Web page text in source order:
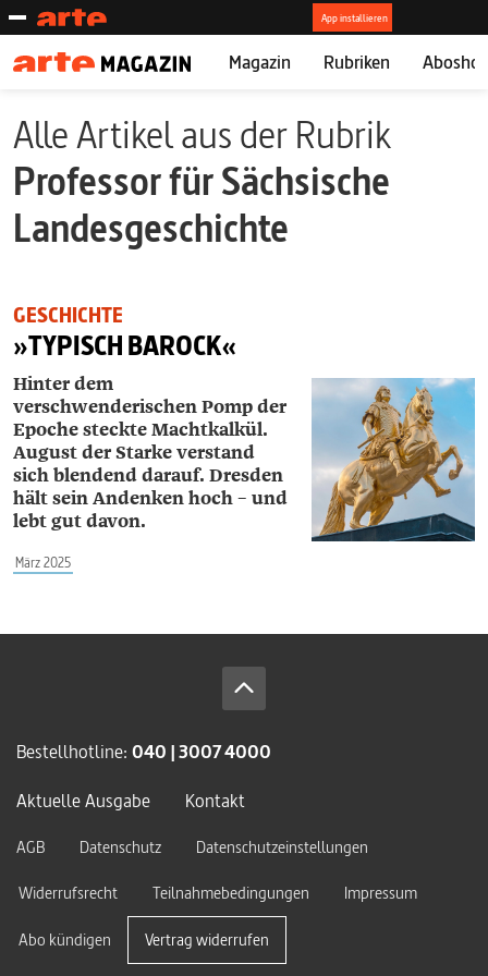
Magazin Rubriken
Alle Artikel aus der Rubrik
Professor für Sächsische
Landesgeschichte
GESCHICHTE
»TYPISCH BAROCK«
Hinter dem
verschwenderischen Pomp der
Epoche steckte Machtkalkül.
August der Starkeverstand
sich blendend darauf. Dresden
hält sein Andenken hoch – und
lebt gut davon.
März 2025
Bestellhotline: 040 | 3007 4000
Aktuelle Ausgabe
Kontakt
AGB Datenschutz
Datenschutzeinstellungen
Widerrufsrecht
Teilnahmebedingungen Impressum
Abo kündigen Vertrag widerrufen